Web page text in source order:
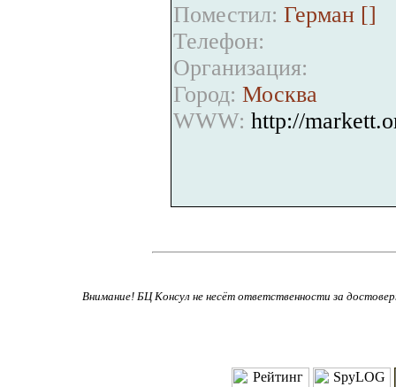
Поместил: Герман []
Телефон:
Организация:
Город: Москва
WWW: http://
Внимание! БЦ Консул не несёт ответственности за